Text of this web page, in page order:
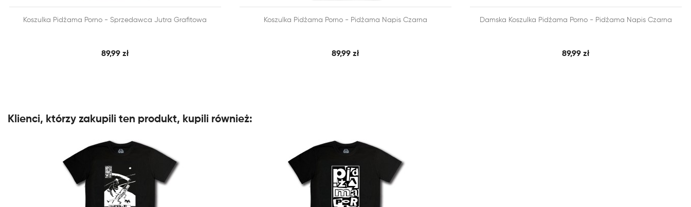
DODAJ DO KOSZYKA SZYBKI PODGLĄD
Koszulka Pidżama Porno - Sprzedawca Jutra Grafitowa
89,99 zł
DODAJ DO KOSZYKA SZYBKI PODGLĄD
Koszulka Pidżama Porno - Pidżama Napis Czarna
89,99 zł
DODAJ DO KOSZYKA SZYBKI PODGLĄD
Damska Koszulka Pidżama Porno - Pidżama Napis Czarna
89,99 zł
Klienci, którzy zakupili ten produkt, kupili również: